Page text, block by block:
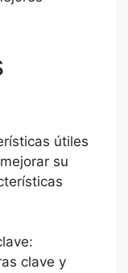
útiles
su
clave y